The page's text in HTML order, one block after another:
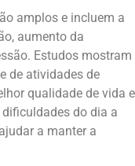
amplos e incluem a
aumento da
Estudos mostram
de atividades de
qualidade de vida e
do dia a
a manter a